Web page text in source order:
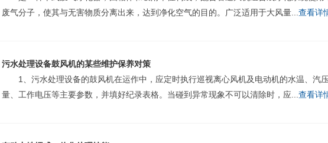
废气分子，使其与无害物质分离出来，达到净化空气的目的。广泛适用于大风量... 查看详
污水处理设备鼓风机的某些维护保养对策
1、污水处理设备的鼓风机在运作中，应定时执行巡视离心风机及电动机的水温、汽
量、工作电压等主要参数，并填好纪录表格。当碰到异常现象不可以清除时，应... 查看详